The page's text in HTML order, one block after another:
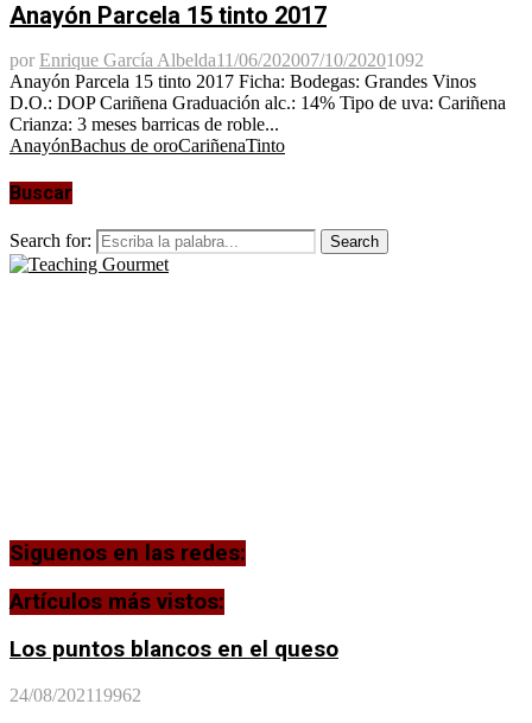
Anayón Parcela 15 tinto 2017
por Enrique García Albelda11/06/202007/10/20201092
Anayón Parcela 15 tinto 2017 Ficha: Bodegas: Grandes Vinos
D.O.: DOP Cariñena Graduación alc.: 14% Tipo de uva: Cariñena
Crianza: 3 meses barricas de roble...
AnayónBachus de oroCariñenaTinto
Buscar
Search for: Search
Siguenos en las redes:
Artículos más vistos:
Los puntos blancos en el queso
24/08/202119962